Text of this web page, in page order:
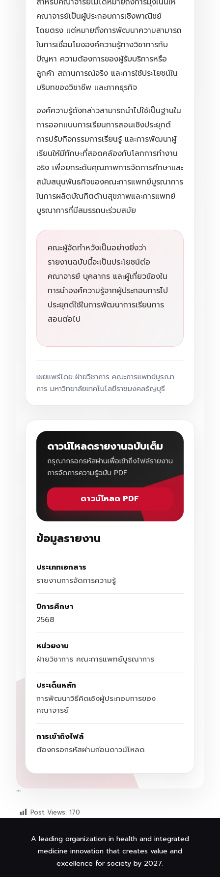
คณาจารย์เป็นผู้ประกอบการเชิงพาณิชย์
โดยตรง แต่หมายถึงการพัฒนาความสามารถ
ในการเชื่อมโยงองค์ความรู้ทางวิชาการกับ
ปัญหา ความต้องการของผู้รับบริการหรือ
ลูกค้า สถานการณ์จริง และการใช้ประโยชน์ใน
บริบทของวิชาชีพ และภาคธุรกิจ
องค์ความรู้ดังกล่าวสามารถนำไปใช้เป็นฐานใน
การออกแบบการเรียนการสอนเชิงประยุกต์
การปรับกิจกรรมการเรียนรู้ และการพัฒนาผู้
เรียนให้มีทักษะที่สอดคล้องกับโลกการทำงาน
จริง เพื่อยกระดับคุณภาพการจัดการศึกษาและ
สนับสนุนพันธกิจของคณะการแพทย์บูรณาการ
ในการผลิตบัณฑิตด้านสุขภาพและการแพทย์
บูรณาการที่มีสมรรถนะร่วมสมัย
คณะผู้จัดทำหวังเป็นอย่างยิ่งว่า
รายงานฉบับนี้จะเป็นประโยชน์ต่อ
คณาจารย์ บุคลากร และผู้เกี่ยวข้องใน
การนำองค์ความรู้จากผู้ประกอบการไป
ประยุกต์ใช้ในการพัฒนาการเรียนการ
สอนต่อไป
เผยแพร่โดย ฝ่ายวิชาการ คณะการแพทย์บูรณา
การ มหาวิทยาลัยเทคโนโลยีราชมงคลธัญบุรี
ดาวน์โหลดรายงานฉบับเต็ม
กรุณากรอกรหัสผ่านเพื่อเข้าถึงไฟล์รายงาน
การจัดการความรู้ฉบับ PDF
ดาวน์โหลด PDF
ข้อมูลรายงาน
ประเภทเอกสาร
รายงานการจัดการความรู้
ปีการศึกษา
2568
หน่วยงาน
ฝ่ายวิชาการ คณะการแพทย์บูรณาการ
ประเด็นหลัก
การพัฒนาวิธีคิดเชิงผู้ประกอบการของ
คณาจารย์
การเข้าถึงไฟล์
ต้องกรอกรหัสผ่านก่อนดาวน์โหลด
```
Post Views: 170
A leading organization in health and integrated
medicine innovation that creates value and
excellence for society by 2027.